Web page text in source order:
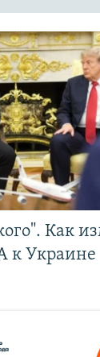
Как
к Украине